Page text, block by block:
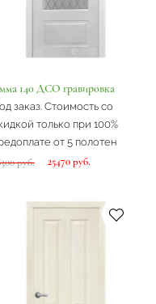
140 ДСО гравировка
заказ. Стоимость со
только при 100%
от 5 полотен
руб. 25470 руб.